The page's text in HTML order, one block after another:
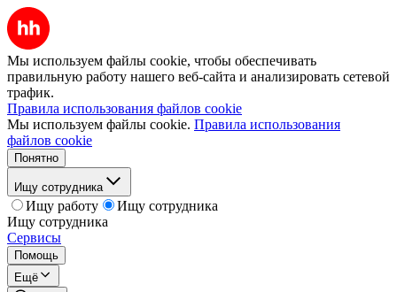
Мы используем файлы cookie, чтобы обеспечивать
правильную работу нашего веб-сайта и анализировать сетевой
трафик.
Правила использования файлов cookie
Мы используем файлы cookie. Правила использования
файлов cookie
Понятно
Ищу сотрудника
Ищу работу
Ищу сотрудника
Ищу сотрудника
Сервисы
Помощь
Ещё